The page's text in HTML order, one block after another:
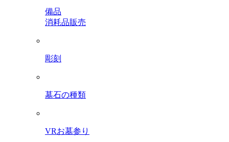
備品
消耗品販売
彫刻
墓石の種類
VRお墓参り